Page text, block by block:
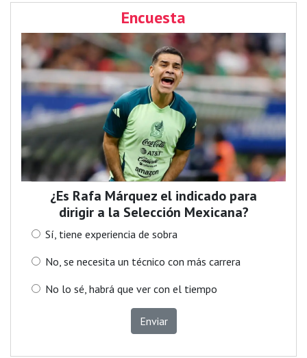
Encuesta
¿Es Rafa Márquez el indicado para
dirigir a la Selección Mexicana?
Sí, tiene experiencia de sobra
No, se necesita un técnico con más carrera
No lo sé, habrá que ver con el tiempo
Enviar